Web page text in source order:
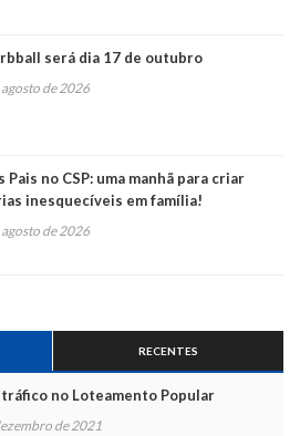
será dia 17 de outubro
agosto de 2026
Pais no CSP: uma manhã para criar
inesquecíveis em família!
agosto de 2026
RECENTES
no Loteamento Popular
de 2021